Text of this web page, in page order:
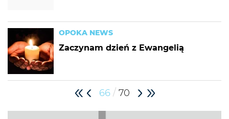
OPOKA NEWS
Zaczynam dzień z Ewangelią
66 / 70